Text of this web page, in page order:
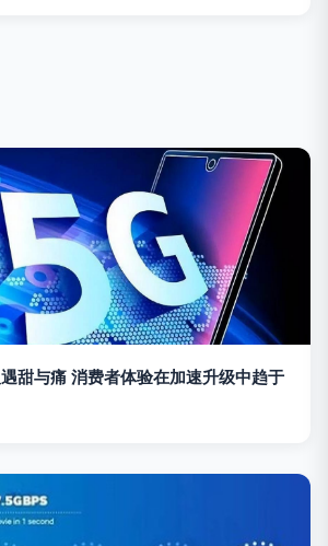
甜与痛 消费者体验在加速升级中趋于